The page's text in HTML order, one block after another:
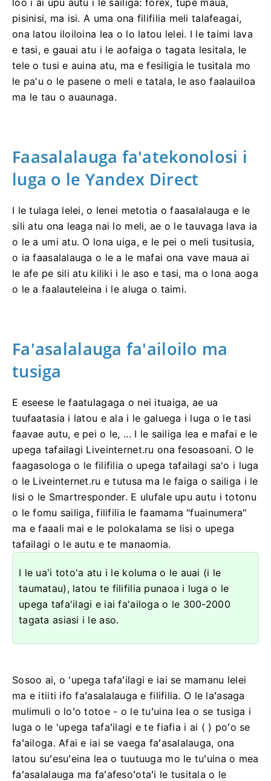
pisinisi, ma isi. A uma ona filifilia meli talafeagai,
ona latou iloiloina lea o lo latou lelei. I le taimi lava
e tasi, e gauai atu i le aofaiga o tagata lesitala, le
tele o tusi e auina atu, ma e fesiligia le tusitala mo
le pa'u o le pasene o meli e tatala, le aso faalauiloa
ma le tau o auaunaga.
Faasalalauga fa'atekonolosi i
luga o le Yandex Direct
I le tulaga lelei, o lenei metotia o faasalalauga e le
sili atu ona leaga nai lo meli, ae o le tauvaga lava ia
o le a umi atu. O lona uiga, e le pei o meli tusitusia,
o ia faasalalauga o le a le mafai ona vave maua ai
le afe pe sili atu kiliki i le aso e tasi, ma o lona aoga
o le a faalauteleina i le aluga o taimi.
Fa'asalalauga fa'ailoilo ma
tusiga
E eseese le faatulagaga o nei ituaiga, ae ua
tuufaatasia i latou e ala i le galuega i luga o le tasi
faavae autu, e pei o le, ... I le sailiga lea e mafai e le
upega tafailagi Liveinternet.ru ona fesoasoani. O le
faagasologa o le filifilia o upega tafailagi sa'o i luga
o le Liveinternet.ru e tutusa ma le faiga o sailiga i le
lisi o le Smartresponder. E ulufale upu autu i totonu
o le fomu sailiga, filifilia le faamama "fuainumera"
ma e faaali mai e le polokalama se lisi o upega
tafailagi o le autu e te manaomia.
I le ua'i toto'a atu i le koluma o le auai (i le
taumatau), latou te filifilia punaoa i luga o le
upega tafa'ilagi e iai fa'ailoga o le 300-2000
tagata asiasi i le aso.
Sosoo ai, o 'upega tafaʻilagi e iai se mamanu lelei
ma e itiiti ifo faʻasalalauga e filifilia. O le laʻasaga
mulimuli o loʻo totoe - o le tuʻuina lea o se tusiga i
luga o le 'upega tafaʻilagi e te fiafia i ai ( ) poʻo se
faʻailoga. Afai e iai se vaega faʻasalalauga, ona
latou suʻesuʻeina lea o tuutuuga mo le tuʻuina o mea
faʻasalalauga ma faʻafesoʻotaʻi le tusitala o le